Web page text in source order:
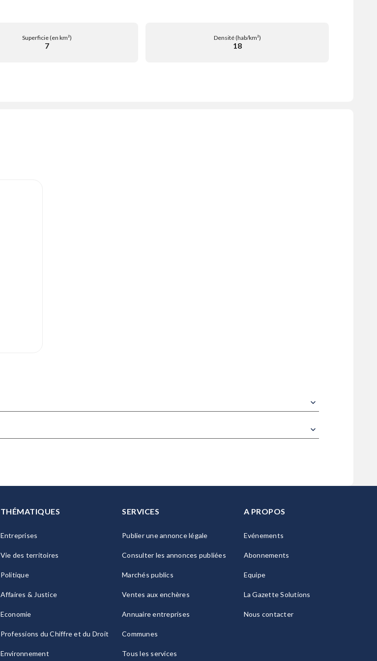
Superficie (en km²)
7
Densité (hab/km²)
18
THÉMATIQUES
Entreprises
Vie des territoires
Politique
Affaires & Justice
Economie
Professions du Chiffre et du Droit
Environnement
SERVICES
Publier une annonce légale
Consulter les annonces publiées
Marchés publics
Ventes aux enchères
Annuaire entreprises
Communes
Tous les services
A PROPOS
Evénements
Abonnements
Equipe
La Gazette Solutions
Nous contacter